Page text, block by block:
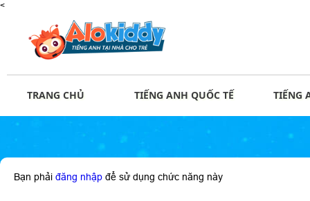
<
TRANG CHỦ TIẾNG ANH QUỐC TẾ TIẾNG
Bạn phải đăng nhập để sử dụng chức năng này